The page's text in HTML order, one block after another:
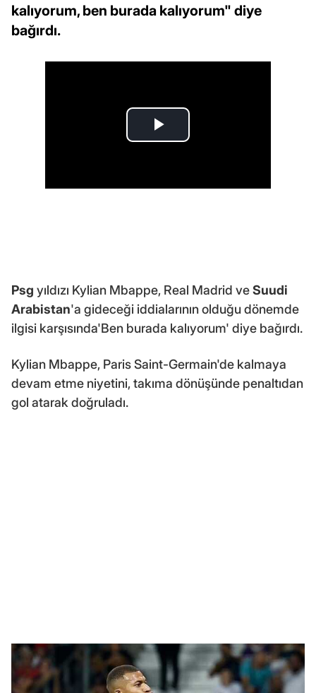
kalıyorum, ben burada kalıyorum" diye
bağırdı.
Psg yıldızı Kylian Mbappe, Real Madrid veSuudi
Arabistan'a gideceği iddialarının olduğu dönemde
ilgisi karşısında'Ben burada kalıyorum' diye bağırdı.
Kylian Mbappe, Paris Saint-Germain'de kalmaya
devam etme niyetini, takıma dönüşünde penaltıdan
gol atarak doğruladı.